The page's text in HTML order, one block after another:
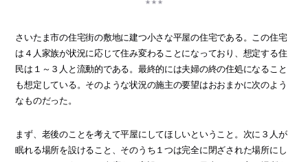
さいたま市の住宅街の敷地に建つ小さな平屋の住宅である。この住宅
は４人家族が状況に応じて住み変わることになっており、想定する住
民は１～３人と流動的である。最終的には夫婦の終の住処になること
も想定している。そのような状況の施主の要望はおおまかに次のよう
なものだった。
まず、老後のことを考えて平屋にしてほしいということ。次に３人が
眠れる場所を設けること、そのうち１つは完全に閉ざされた場所にし